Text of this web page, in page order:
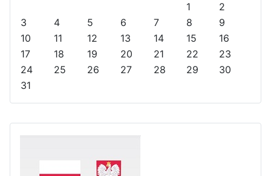
s
Y
e
a
M
o
n
h
1
2
3
4 5 6 7 8
9
10
11 12 13 14 15
16
17
18 19 20 21 22
23
24
25 26 27 28 29
30
31